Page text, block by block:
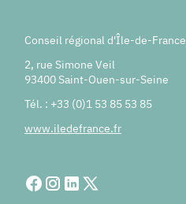
Conseil régional d'Île-de-France
2, rue Simone Veil
93400 Saint-Ouen-sur-Seine
Tél. : +33 (0)1 53 85 53 85
www.iledefrance.fr